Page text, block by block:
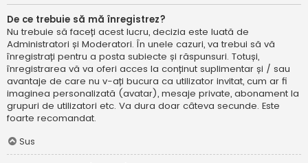
De ce trebuie să mă înregistrez?
Nu trebuie să faceți acest lucru, decizia este luată de
Administratori și Moderatori. În unele cazuri, va trebui să vă
înregistrați pentru a posta subiecte și răspunsuri. Totuși,
înregistrarea vă va oferi acces la conținut suplimentar și / sau
avantaje de care nu v-ați bucura ca utilizator invitat, cum ar fi
imaginea personalizată (avatar), mesaje private, abonament la
grupuri de utilizatori etc. Va dura doar câteva secunde. Este
foarte recomandat.
Sus